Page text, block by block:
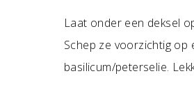
Laat onder een deksel
Schep ze voorzichtig op
basilicum/peterselie.